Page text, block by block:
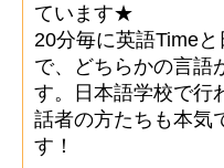
ています★
20分毎に英語Time
で、どちらかの言語
す。日本語学校で行
話者の方たちも本気
す！